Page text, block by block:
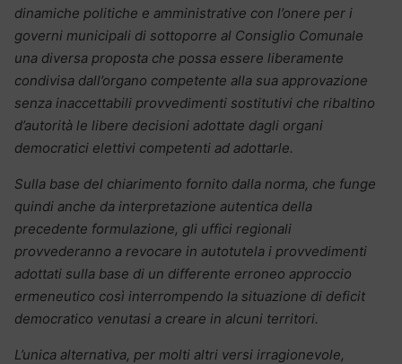
dinamiche politiche e amministrative con l’onere per i
governi municipali di sottoporre al Consiglio Comunale
una diversa proposta che possa essere liberamente
condivisa dall’organo competente alla sua approvazione
senza inaccettabili provvedimenti sostitutivi che ribaltino
d’autorità le libere decisioni adottate dagli organi
democratici elettivi competenti ad adottarle.
Sulla base del chiarimento fornito dalla norma, che funge
quindi anche da interpretazione autentica della
precedente formulazione, gli uffici regionali
provvederanno a revocare in autotutela i provvedimenti
adottati sulla base di un differente erroneo approccio
ermeneutico così interrompendo la situazione di deficit
democratico venutasi a creare in alcuni territori.
L’unica alternativa, per molti altri versi irragionevole,